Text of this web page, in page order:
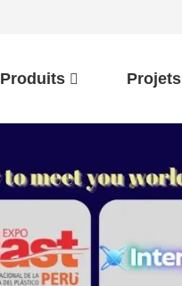
Produits Projets